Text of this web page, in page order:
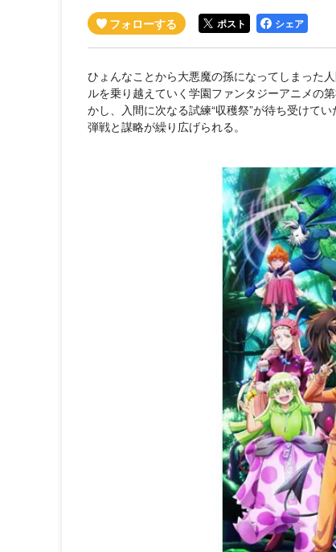
ポスト シェア
ひょんなことから大悪魔の孫になってしまった
ルを乗り越えていく学園ファンタジーアニメの
かし、入間に次なる試練“収穫祭”が待ち受けて
弾戦と謀略が繰り広げられる。